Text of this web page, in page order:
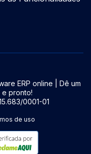
ERP online | Dê um
e pronto!
0001-01
de uso